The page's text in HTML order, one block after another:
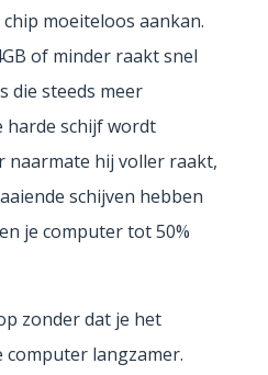
moeiteloos aankan.
of minder raakt snel
die steeds meer
harde schijf wordt
naarmate hij voller raakt,
schijven hebben
je computer tot 50%
zonder dat je het
langzamer.